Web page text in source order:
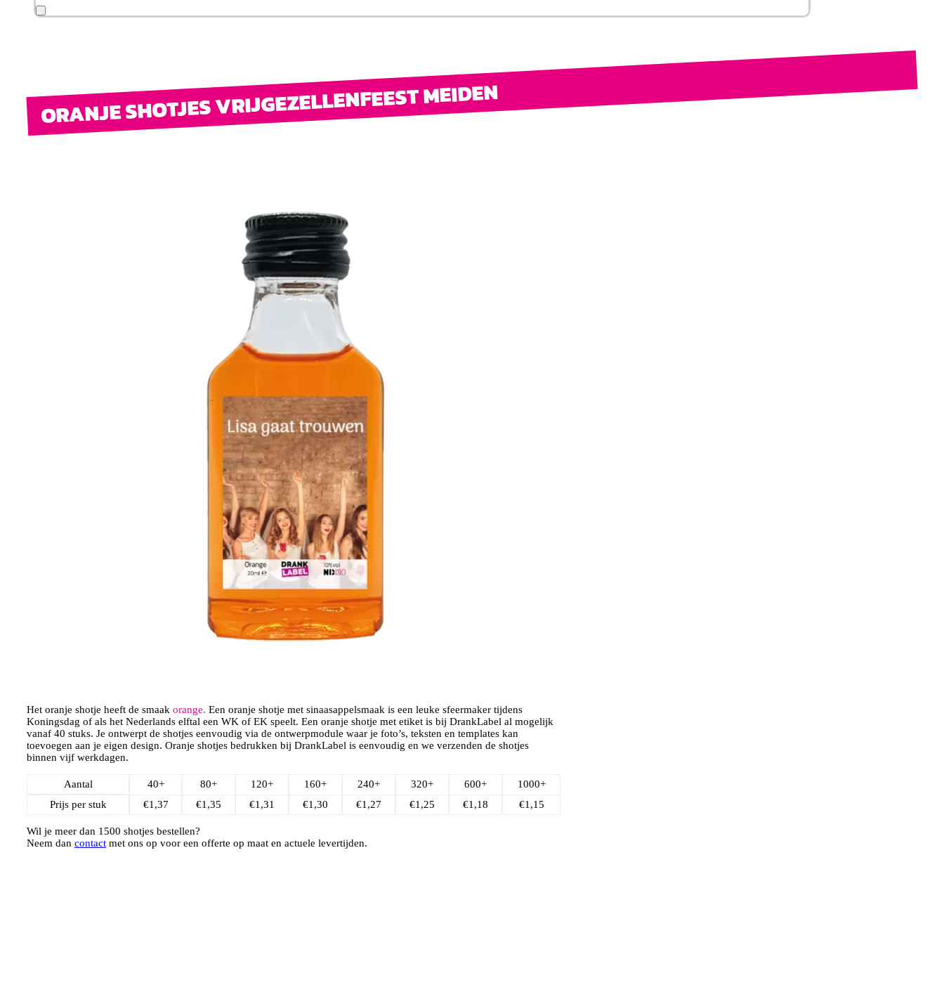
ORANJE SHOTJES VRIJGEZELLENFEEST MEIDEN
Het oranje shotje heeft de smaak orange. Een oranje shotje met sinaasappelsmaak is een leuke sfeermaker tijdens
Koningsdag of als het Nederlands elftal een WK of EK speelt. Een oranje shotje met etiket is bij DrankLabel al mogelijk
vanaf 40 stuks. Je ontwerpt de shotjes eenvoudig via de ontwerpmodule waar je foto’s, teksten en templates kan
toevoegen aan je eigen design. Oranje shotjes bedrukken bij DrankLabel is eenvoudig en we verzenden de shotjes
binnen vijf werkdagen.
Aantal 40+ 80+ 120+ 160+ 240+ 320+ 600+
1000+
Prijs per stuk
€1,37 €1,35 €1,31 €1,30 €1,27 €1,25 €1,18 €1,15
Wil je meer dan 1500 shotjes bestellen?
Neem dan contact met ons op voor een offerte op maat en actuele levertijden.